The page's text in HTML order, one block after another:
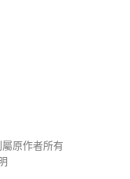
原作者所有